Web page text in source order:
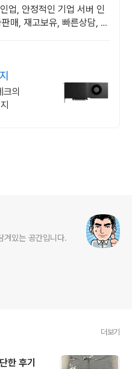
업, 안정적인 기업 서버 인
매, 재고보유, 빠른상담, 기
의
있는 공간입니다.
더보기
후기